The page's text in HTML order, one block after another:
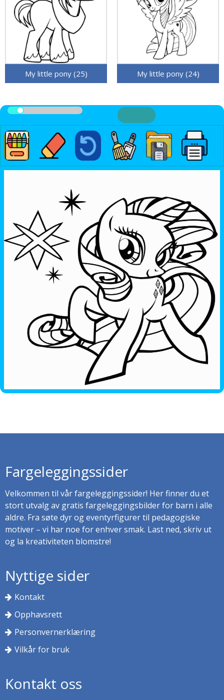
My little pony (25) My little pony (24)
Fargeleggingssider
Velkommen til vår fargeleggingssider! Her finner du et
stort utvalg av gratis fargeleggingsbilder for barn i alle
aldre. Fra søte dyr og eventyrfigurer til pedagogiske
motiver – vi har noe for enhver smak. Last ned, skriv ut
og la kreativiteten blomstre!
Nyttige sider
Kontakt
Opphavsrett
Personvernerklæring
Vilkår for bruk
Kontakt oss